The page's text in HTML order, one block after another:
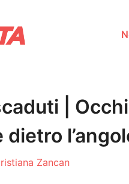
|
dietro
Zancan